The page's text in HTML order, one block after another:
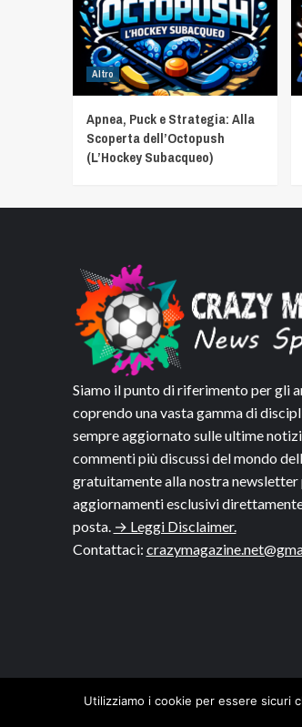
Altro
Apnea, Puck e Strategia: Alla
Scoperta dell’Octopush
(L’Hockey Subacqueo)
Siamo il punto di riferimento per gli
coprendo una vasta gamma di
sempre aggiornato sulle ultime
commenti più discussi del mondo
gratuitamente alla nostra newsletter
aggiornamenti esclusivi
posta. → Leggi Disclaimer.
Contattaci:
Utilizziamo i cookie per essere sicuri